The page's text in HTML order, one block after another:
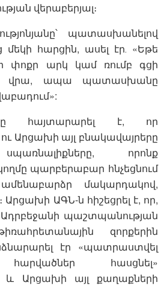
վերաբերյալ։
պատասխանելով
հարցին, ասել էր․ «Եթե
փոքր արկ կամ ռումբ գցի
վրա, ապա պատասխանը
հայտարարել է, որ
Արցախի այլ բնակավայրերը
որոնք
պարբերաբար հնչեցնում
մակարդակով,
Արցախի ԱԳՆ-ն հիշեցրել է, որ,
պաշտպանության
զորքերին
էր «պատրաստվել
հասցնել»
Արցախի այլ քաղաքների